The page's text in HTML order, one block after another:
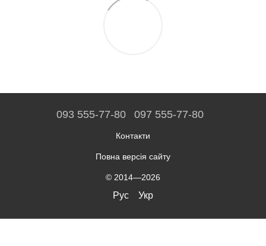
093 555-77-80 097 555-77-80
Контакти
Повна версія сайту
© 2014—2026
Рус Укр